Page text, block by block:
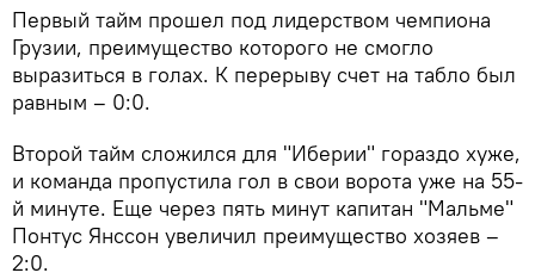
Первый тайм прошел под лидерством чемпиона
Грузии, преимущество которого не смогло
выразиться в голах. К перерыву счет на табло был
равным – 0:0.
Второй тайм сложился для "Иберии" гораздо хуже,
и команда пропустила гол в свои ворота уже на 55-
й минуте. Еще через пять минут капитан "Мальме"
Понтус Янссон увеличил преимущество хозяев –
2:0.